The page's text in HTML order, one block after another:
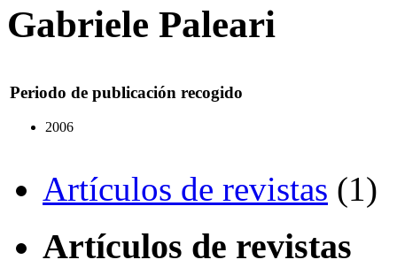
Gabriele Paleari
Periodo de publicación recogido
2006
Artículos de revistas (1)
Artículos de revistas